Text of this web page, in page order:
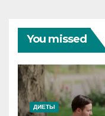
You missed
ДИЕТЫ